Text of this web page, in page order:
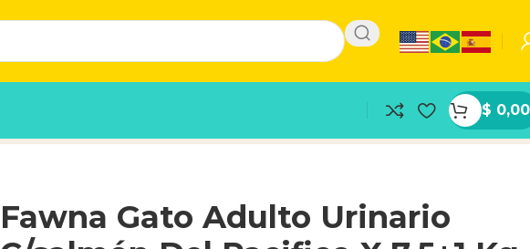
$ 0,00
Fawna Gato Adulto Urinario